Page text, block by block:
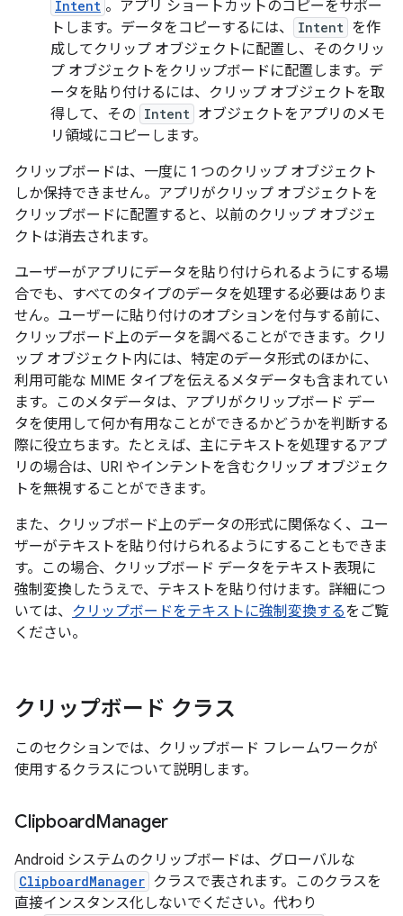
Intent 。アプリ ショートカットのコピーをサポー
トします。データをコピーするには、
Intent を作
成してクリップ オブジェクトに配置し、そのクリッ
プ オブジェクトをクリップボードに配置します。デ
ータを貼り付けるには、クリップ オブジェクトを取
得して、その Intent オブジェクトをアプリのメモ
リ領域にコピーします。
クリップボードは、一度に 1 つのクリップ オブジェクト
しか保持できません。アプリがクリップ オブジェクトを
クリップボードに配置すると、以前のクリップ オブジェ
クトは消去されます。
ユーザーがアプリにデータを貼り付けられるようにする場
合でも、すべてのタイプのデータを処理する必要はありま
せん。ユーザーに貼り付けのオプションを付与する前に、
クリップボード上のデータを調べることができます。クリ
ップ オブジェクト内には、特定のデータ形式のほかに、
利用可能な MIME タイプを伝えるメタデータも含まれてい
ます。このメタデータは、アプリがクリップボード デー
タを使用して何か有用なことができるかどうかを判断する
際に役立ちます。たとえば、主にテキストを処理するアプ
リの場合は、URI やインテントを含むクリップ オブジェク
トを無視することができます。
また、クリップボード上のデータの形式に関係なく、ユー
ザーがテキストを貼り付けられるようにすることもできま
す。この場合、クリップボード データをテキスト表現に
強制変換したうえで、テキストを貼り付けます。詳細につ
いては、 クリップボードをテキストに強制変換するをご覧
ください。
クリップボード クラス
このセクションでは、クリップボード フレームワークが
使用するクラスについて説明します。
ClipboardManager
Android システムのクリップボードは、グローバルな
ClipboardManager クラスで表されます。このクラスを
直接インスタンス化しないでください。代わり